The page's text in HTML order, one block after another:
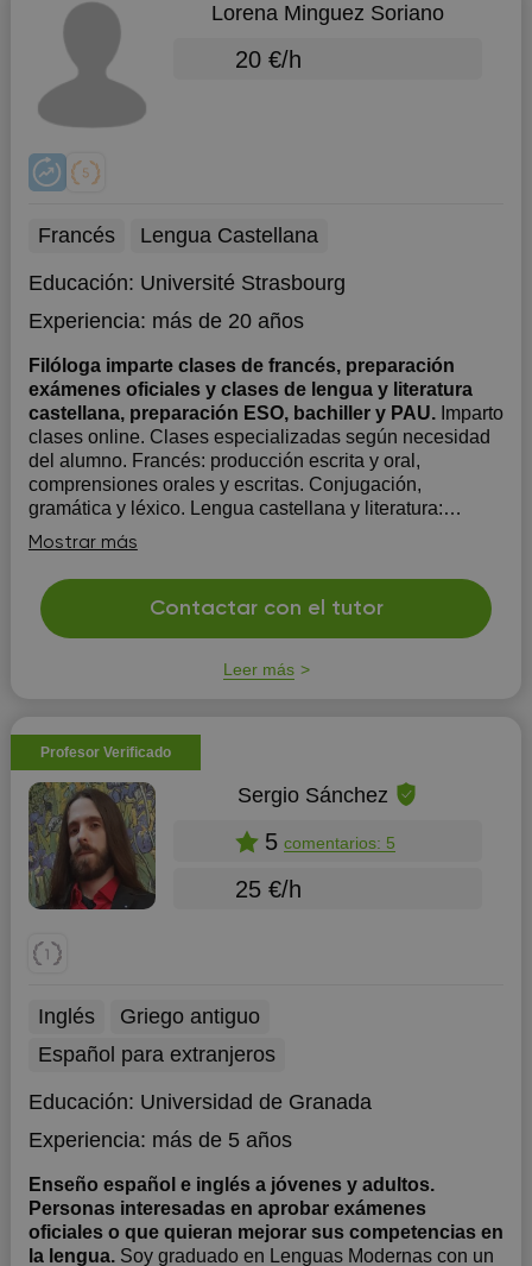
Lorena Minguez Soriano
20 €/h
Francés
Lengua Castellana
Educación: Université Strasbourg
Experiencia: más de 20 años
Filóloga imparte clases de francés, preparación
exámenes oficiales y clases de lengua y literatura
castellana, preparación ESO, bachiller y PAU. Imparto
clases online. Clases especializadas según necesidad
del alumno. Francés: producción escrita y oral,
comprensiones orales y escritas. Conjugación,
gramática y léxico. Lengua castellana y literatura:
morfología, sintaxis, comentario de texto y literatura.
Mostrar más
Contactar con el tutor
Leer más
Profesor Verificado
Sergio Sánchez
5 comentarios: 5
25 €/h
Inglés
Griego antiguo
Español para extranjeros
Educación: Universidad de Granada
Experiencia: más de 5 años
Enseño español e inglés a jóvenes y adultos.
Personas interesadas en aprobar exámenes
oficiales o que quieran mejorar sus competencias en
la lengua. Soy graduado en Lenguas Modernas con un